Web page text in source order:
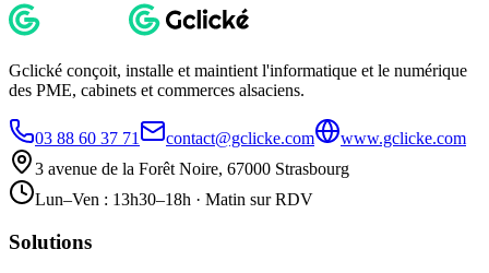
Gclické conçoit, installe et maintient l'informatique et le numérique
des PME, cabinets et commerces alsaciens.
03 88 60 37 71 contact@gclicke.com
www.gclicke.com
3 avenue de la Forêt Noire, 67000 Strasbourg
Lun–Ven : 13h30–18h · Matin sur RDV
Solutions